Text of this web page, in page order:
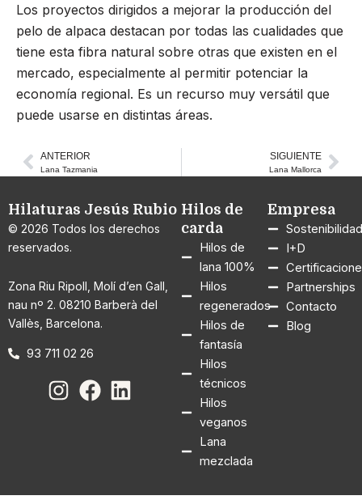
Los proyectos dirigidos a mejorar la producción del
pelo de alpaca destacan por todas las cualidades que
tiene esta fibra natural sobre otras que existen en el
mercado, especialmente al permitir potenciar la
economía regional. Es un recurso muy versátil que
puede usarse en distintas áreas.
AntANTERIOR
Lana Tazmania
SIGUIENTE
Lana Mallorca
Hilaturas Jesús Rubio
© 2026 Todos los derechos
reservados.
Zona Riu Ripoll, Molí d’en Gall,
nau nº 2. 08210 Barberà del
Vallès, Barcelona.
93 711 02 26
Hilos de
carda
Hilos de
lana 100%
Hilos
regenerados
Hilos de
fantasía
Hilos
técnicos
Hilos
veganos
Lana
mezclada
Empresa
Sostenibilidad
I+D
Partnerships
Contacto
Blog